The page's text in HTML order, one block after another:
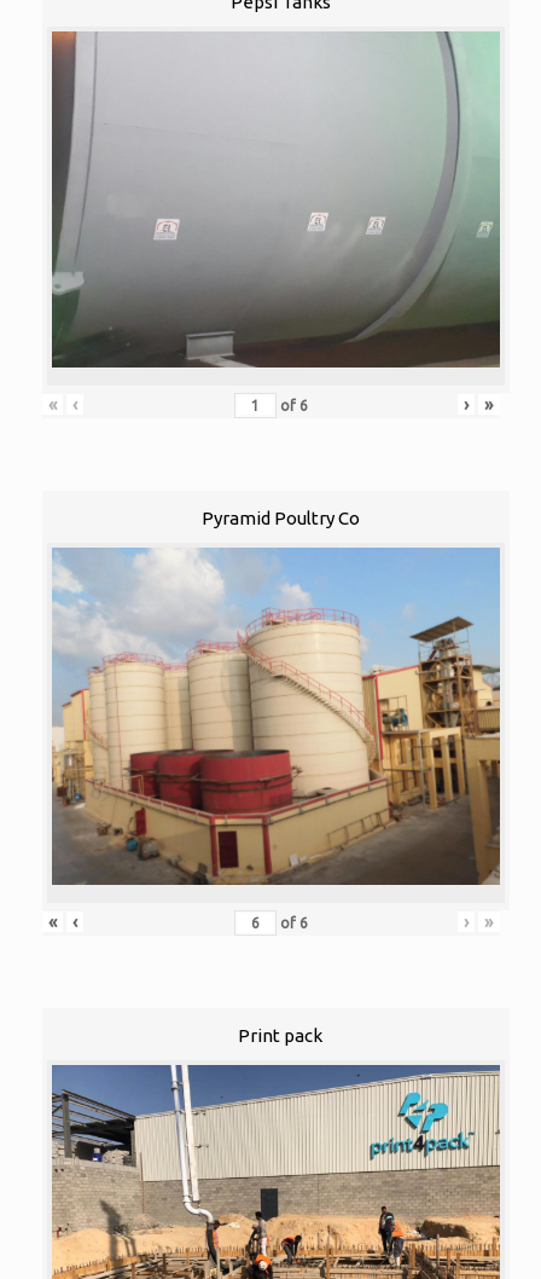
« ‹ of 6 › »
Pyramid Poultry Co
« ‹ of 6 › »
Print pack